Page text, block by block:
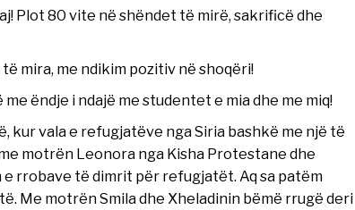
Plot 80 vite në shëndet të mirë, sakrificë dhe
mira, me ndikim pozitiv në shoqëri!
ëndje i ndajë me studentet e mia dhe me miq!
kur vala e refugjatëve nga Siria bashkë me një të
motrën Leonora nga Kisha Protestane dhe
rrobave të dimrit për refugjatët. Aq sa patëm
Me motrën Smila dhe Xheladinin bëmë rrugë deri